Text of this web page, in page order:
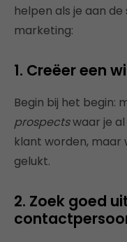
helpen als je aan
marketing:
1. Creëer een
Begin bij het begin:
prospectswaar je
klant worden, maar
gelukt.
2. Zoek goed